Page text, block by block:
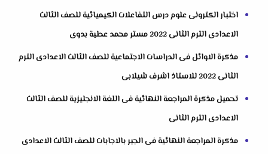
اختبار الكترونى علوم درس التفاعلات الكيميائية للصف الثالث
الاعدادى الترم الثانى 2022 مستر محمد عطية بدوى
مذكرة الاوائل فى الدراسات الاجتماعية للصف الثالث الاعدادى الترم
الثانى 2022 للاستاذ اشرف شيلابى
تحميل مذكرة المراجعة النهائية فى اللغة الانجليزية للصف الثالث
الاعدادى الترم الثانى
مذكرة المراجعة النهائية فى الجبر بالاجابات للصف الثالث الاعدادى